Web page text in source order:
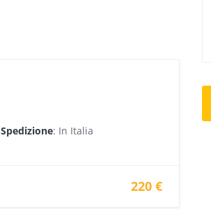
Spedizione: In Italia
220 €